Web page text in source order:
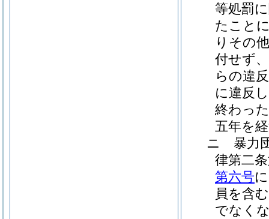
等処罰
たこと
りその
付せず
らの違
に違反
終わっ
五年を
ニ
暴力
律第二
第六号
員を含
でなく